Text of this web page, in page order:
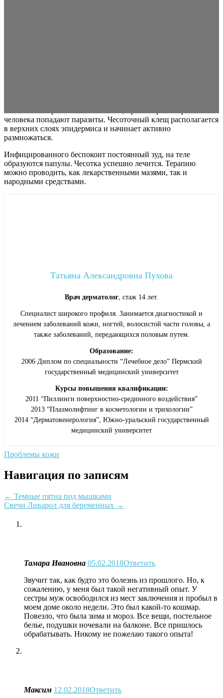
человека попадают паразиты. Чесоточный клещ располагается
в верхних слоях эпидермиса и начинает активно
размножаться.
Инфицированного беспокоит постоянный зуд, на теле
образуются папулы. Чесотка успешно лечится. Терапию
можно проводить, как лекарственными мазями, так и
народными средствами.
Татьяна Александровна Пухова
Врач дерматолог , стаж 14 лет.
Специалист широкого профиля. Занимается диагностикой и
лечением заболеваний кожи, ногтей, волосистой части головы, а
также заболеваний, передающихся половым путем.
Образование:
2006 Диплом по специальности “Лечебное дело” Пермский
государственный медицинский университет
Курсы повышения квалификации:
2011 “Пиллинги поверхностно-срединного воздействия”
2013 “Плазмолифтинг в косметологии и трихологии”
2014 “Дерматовенерология”, Южно-уральский государственный
медицинский университет
Проблемы кожи
Навигация по записям
← Темные пятна под мышками
Свечи Ливарол для беременных →
Тамара Ивановна 05.02.2018Ответить
Звучит так, как будто это болезнь из прошлого. Но, к
сожалению, у меня был такой негативный опыт. У
сестры муж освободился из мест заключения и пробыл в
моем доме около недели. Это был какой-то кошмар.
Повезло, что была зима и мороз. Все вещи, постельное
белье, подушки ночевали на балконе. Все пришлось
обрабатывать. Никому не пожелаю такого опыта!
Максим 12.02.2018Ответить